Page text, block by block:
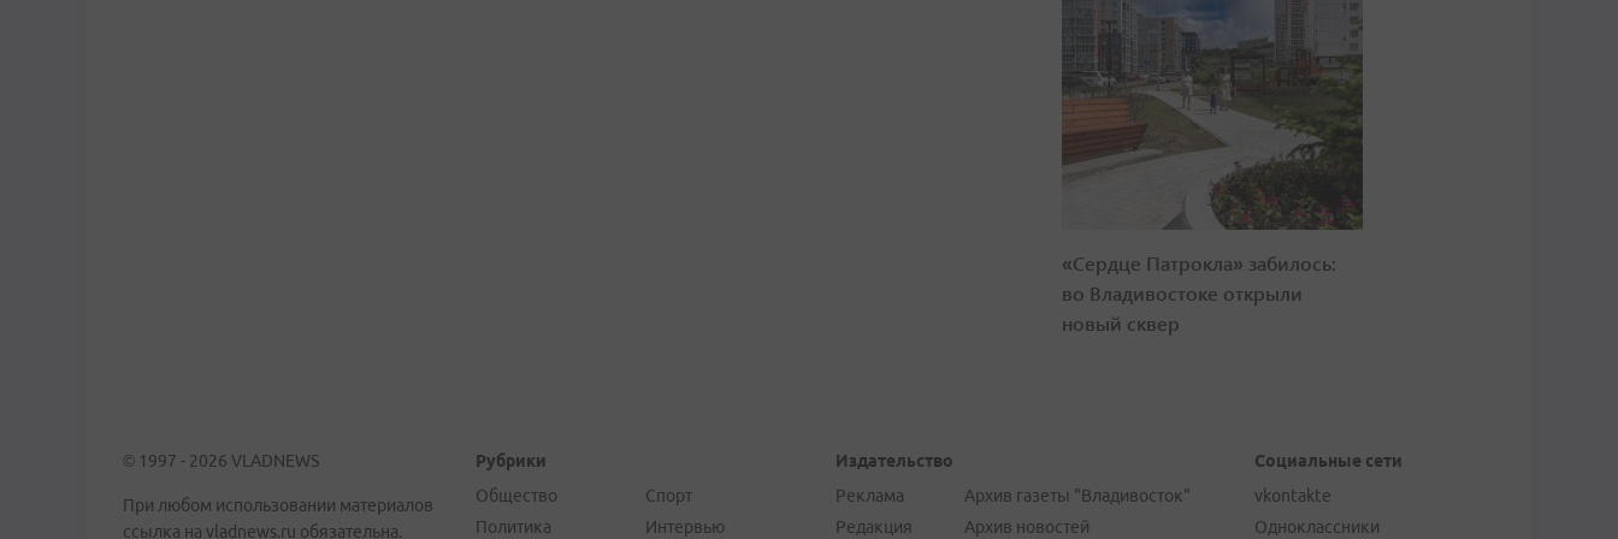
«Сердце Патрокла» забилось:
во Владивостоке открыли
новый сквер
© 1997 - 2026 VLADNEWS
При любом использовании материалов
ссылка на vladnews.ru обязательна.
Рубрики
Общество
Политика
Спорт
Интервью
Издательство
Реклама
Редакция
Архив газеты "Владивосток"
Архив новостей
Социальные сети
vkontakte
Одноклассники